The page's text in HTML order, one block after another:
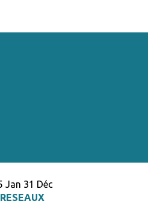
Janvier
au
31 Décembre
RESEAUX